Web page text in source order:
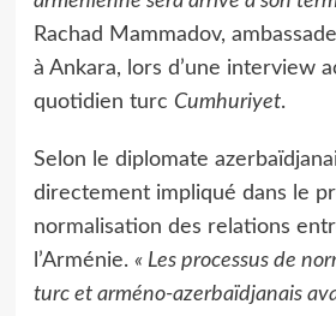
Rachad Mammadov,
à Ankara, lors d’une interview
quotidien turc Cumhuriyet.
Selon le diplomate
directement impliqué dans le
normalisation des relations
l’Arménie. « Les processus de
turc et arméno-azerbaïdjanais